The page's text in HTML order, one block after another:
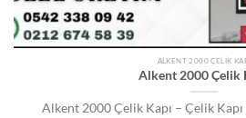
ALKENT 2000 ÇELIK
Alkent 2000 Çelik
Alkent 2000 Çelik Kapı – Çelik